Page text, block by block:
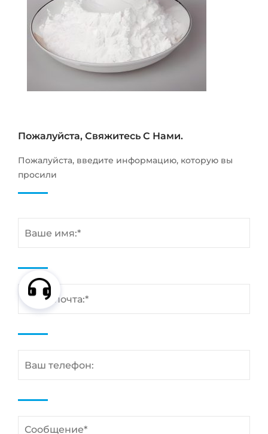
Пожалуйста, Свяжитесь С Нами.
Пожалуйста, введите информацию, которую вы
просили